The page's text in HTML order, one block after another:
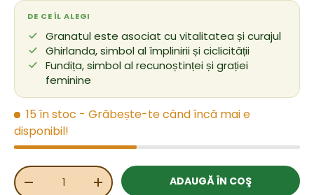
DE CE ÎL ALEGI
Granatul este asociat cu vitalitatea și curajul
Ghirlanda, simbol al împlinirii și ciclicității
Fundița, simbol al recunoștinței și grației
feminine
15 în stoc - Grăbește-te când încă mai e
disponibil!
Cant.
REDUCEȚI CANTITATEAMĂRIȚI CANTITATEAADAUGĂ ÎN COŞ